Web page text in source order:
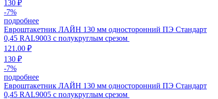
130 ₽
-7%
подробнее
Евроштакетник ЛАЙН 130 мм односторонний ПЭ Стандарт
0,45 RAL9003 с полукруглым срезом
121.00 ₽
130 ₽
-7%
подробнее
Евроштакетник ЛАЙН 130 мм односторонний ПЭ Стандарт
0,45 RAL9005 с полукруглым срезом